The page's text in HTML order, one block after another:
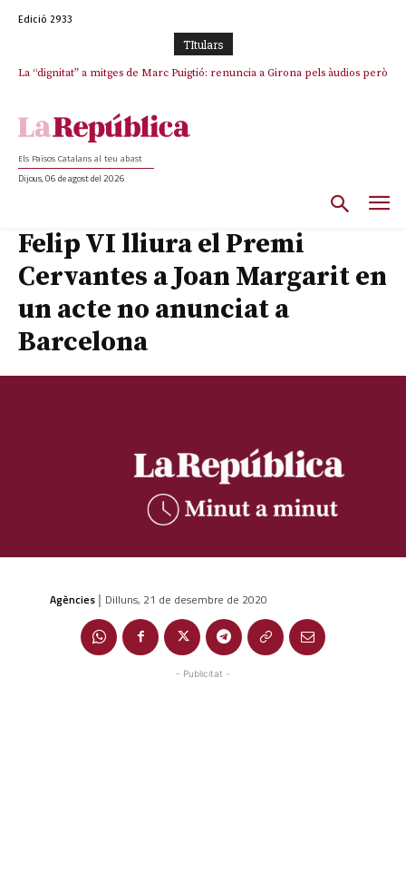
Edició 2933
TItulars
La “dignitat” a mitges de Marc Puigtió: renuncia a Girona pels àudios però
Els Països Catalans al teu abast
Dijous, 06 de agost del 2026
Felip VI lliura el Premi
Cervantes a Joan Margarit en
un acte no anunciat a
Barcelona
Agències | Dilluns, 21 de desembre de 2020
- Publicitat -